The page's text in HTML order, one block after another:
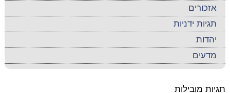
אזכורים
תגיות ידניות
יהדות
מדעים
תגיות מובילות